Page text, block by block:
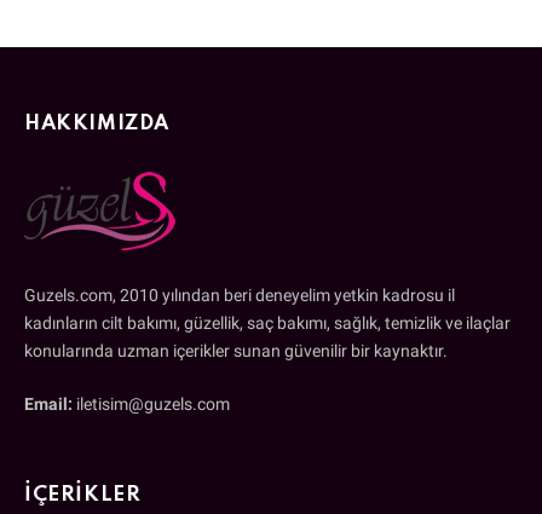
HAKKIMIZDA
Guzels.com, 2010 yılından beri deneyelim yetkin kadrosu il
kadınların cilt bakımı, güzellik, saç bakımı, sağlık, temizlik ve ilaçlar
konularında uzman içerikler sunan güvenilir bir kaynaktır.
Email: iletisim@guzels.com
İÇERIKLER